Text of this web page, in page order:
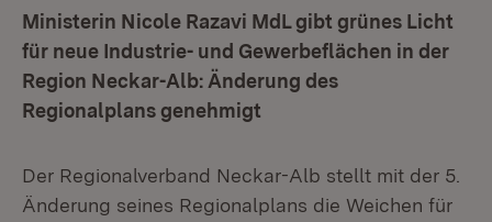
Ministerin Nicole Razavi MdL gibt grünes Licht
für neue Industrie- und Gewerbeflächen in der
Region Neckar-Alb: Änderung des
Regionalplans genehmigt
Der Regionalverband Neckar-Alb stellt mit der 5.
Änderung seines Regionalplans die Weichen für